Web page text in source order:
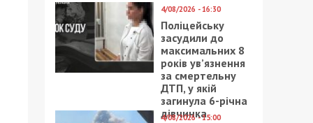
4/08/2026 - 16:30
Поліцейську
засудили до
максимальних 8
років ув’язнення
за смертельну
ДТП, у якій
загинула 6-річна
дівчинка
4/08/2026 - 15:00